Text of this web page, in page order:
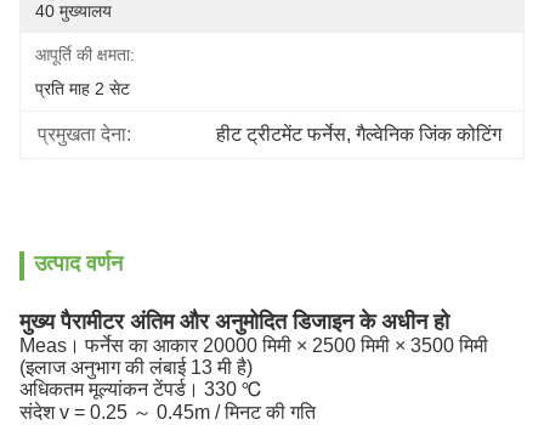
40 मुख्यालय
आपूर्ति की क्षमता:
प्रति माह 2 सेट
प्रमुखता देना: हीट ट्रीटमेंट फर्नेस, गैल्वेनिक जिंक कोटिंग
उत्पाद वर्णन
मुख्य पैरामीटर अंतिम और अनुमोदित डिजाइन के अधीन हो
Meas। फर्नेस का आकार 20000 मिमी × 2500 मिमी × 3500 मिमी
(इलाज अनुभाग की लंबाई 13 मी है)
अधिकतम मूल्यांकन टेंपर्ड। 330 ℃
संदेश v = 0.25 ～ 0.45m / मिनट की गति